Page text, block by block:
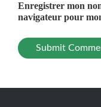
Enregistrer mon
navigateur pour